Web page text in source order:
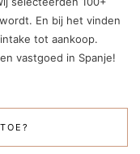
En bij het vinden
tot aankoop.
vastgoed in Spanje!